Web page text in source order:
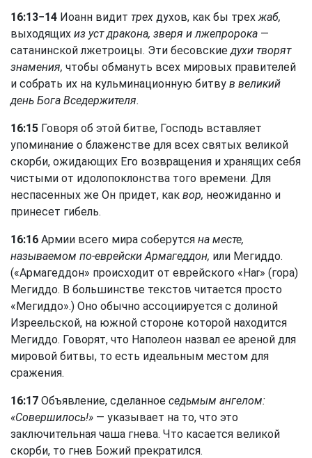
16:13−14 Иоанн видит трех духов, как бы трехжаб,
выходящих из уст дракона, зверя и лжепророка —
сатанинской лжетроицы. Эти бесовскиедухи творят
знамения, чтобы обмануть всех мировых правителей
и собрать их на кульминационную битву в великий
день Бога Вседержителя.
16:15 Говоря об этой битве, Господь вставляет
упоминание о блаженстве для всех святых великой
скорби, ожидающих Его возвращения и хранящих себя
чистыми от идолопоклонства того времени. Для
неспасенных же Он придет, как вор, неожиданно и
принесет гибель.
16:16 Армии всего мира соберутся на месте,
называемом по-еврейски Армагеддон, или Мегиддо.
(«Армагеддон» происходит от еврейского «Har» (гора)
Мегиддо. В большинстве текстов читается просто
«Мегиддо».) Оно обычно ассоциируется с долиной
Изреельской, на южной стороне которой находится
Мегиддо. Говорят, что Наполеон назвал ее ареной для
мировой битвы, то есть идеальным местом для
сражения.
16:17 Объявление, сделанное седьмым ангелом:
«Совершилось!» — указывает на то, что это
заключительная чаша гнева. Что касается великой
скорби, то гнев Божий прекратился.